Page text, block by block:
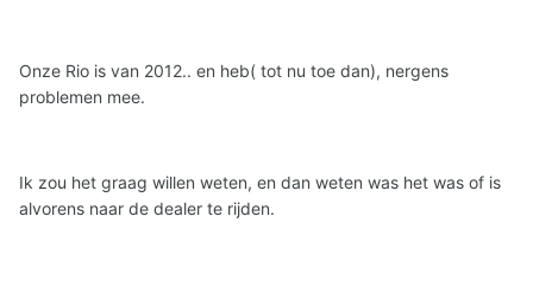
Onze Rio is van 2012.. en heb( tot nu toe dan), nergens
problemen mee.
Ik zou het graag willen weten, en dan weten was het was of is
alvorens naar de dealer te rijden.